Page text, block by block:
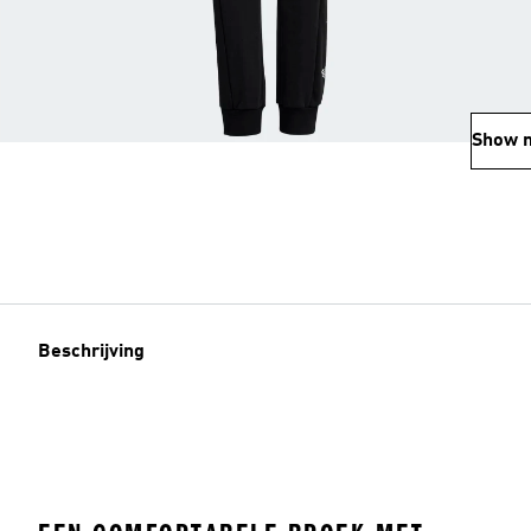
Show
Beschrijving